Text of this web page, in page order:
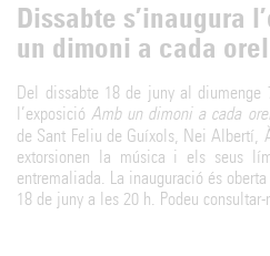
Dissabte s’inaugura
un dimoni a cada
Del dissabte 18 de juny al diumenge
l’exposicióAmb un dimoni a cada
de Sant Feliu de Guíxols, Nei Albertí,
extorsionen la música i els seus
entremaliada. La inauguració és
18 de juny a les 20 h. Podeu